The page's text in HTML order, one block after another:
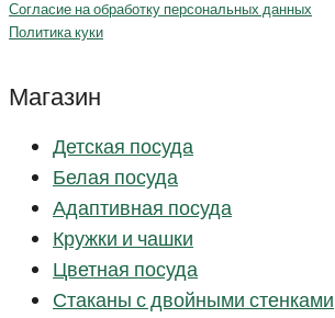
Согласие на обработку персональных данных
Политика куки
Магазин
Детская посуда
Белая посуда
Адаптивная посуда
Кружки и чашки
Цветная посуда
Стаканы с двойными стенками